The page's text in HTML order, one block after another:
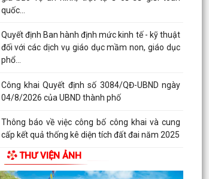
quốc...
Quyết định Ban hành định mức kinh tế - kỹ thuật
đối với các dịch vụ giáo dục mầm non, giáo dục
phổ...
Công khai Quyết định số 3084/QĐ-UBND ngày
04/8/2026 của UBND thành phố
Thông báo về việc công bố công khai và cung
cấp kết quả thống kê diện tích đất đai năm 2025
Triển khai thực hiện quy định tại Nghị định số
50/2026/NĐ-CP ngày 31/01/2026 của Chính
THƯ VIỆN ẢNH